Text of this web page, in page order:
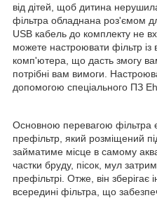
від дітей, щоб дитина
фільтра обладнана роз'ємом
USB кабель до комплекту не
можете настроювати фільтр
комп'ютера, що дасть змогу
потрібні вам вимоги.
допомогою спеціального ПЗ
Основною перевагою фільтра
префільтр, який розміщений
займатиме місце в самому
частки бруду, пісок, мул
префільтрі. Отже, він зберігає
всередині фільтра, що